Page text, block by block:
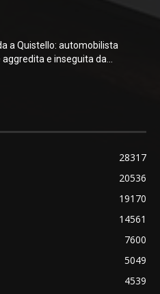
a Quistello: automobilista
e inseguita da...
28317
20536
19170
14561
7600
5049
4539